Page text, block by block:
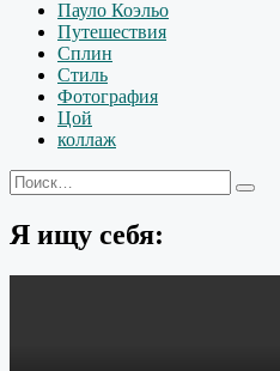
Пауло Коэльо
Путешествия
Сплин
Стиль
Фотография
Цой
коллаж
Искать:
Поиск
Я ищу себя: